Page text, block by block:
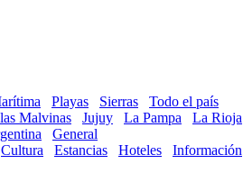
Playas Sierras
Todo el país
Malvinas Jujuy La Pampa La Rioja
General
Cultura Estancias Hoteles Información